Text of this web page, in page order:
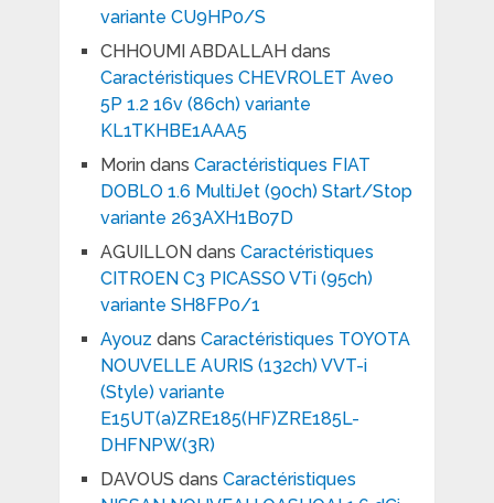
variante CU9HP0/S
CHHOUMI ABDALLAH dans
Caractéristiques CHEVROLET Aveo
5P 1.2 16v (86ch) variante
KL1TKHBE1AAA5
Morindans Caractéristiques FIAT
DOBLO 1.6 MultiJet (90ch) Start/Stop
variante 263AXH1B07D
AGUILLON dans Caractéristiques
CITROEN C3 PICASSO VTi (95ch)
variante SH8FP0/1
Ayouz dans Caractéristiques TOYOTA
NOUVELLE AURIS (132ch) VVT-i
(Style) variante
E15UT(a)ZRE185(HF)ZRE185L-
DHFNPW(3R)
DAVOUS dans Caractéristiques